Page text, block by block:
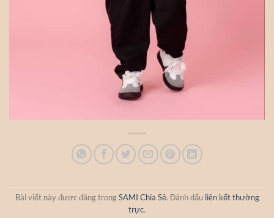
Bài viết này được đăng trongSAMI Chia Sẻ. Đánh dấu liên kết thường
trực.